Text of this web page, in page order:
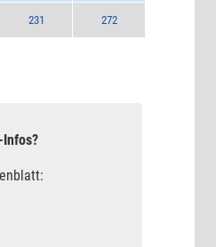
231 272